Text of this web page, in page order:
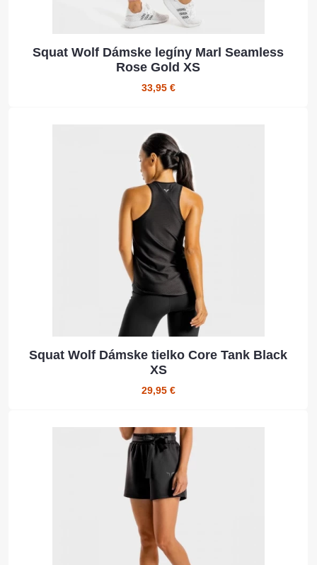
Squat Wolf Dámske legíny Marl Seamless
Rose Gold XS
33,95 €
Squat Wolf Dámske tielko Core Tank Black
XS
29,95 €